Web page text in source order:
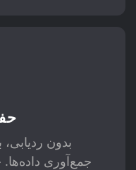
بدون
جمع‌آوری